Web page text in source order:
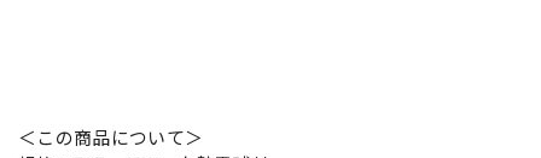
＜この商品について＞